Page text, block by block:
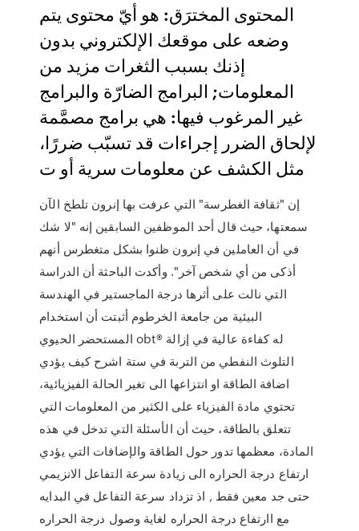
المحتوى المخترَق: هو أيّ محتوى يتم
وضعه على موقعك الإلكتروني بدون
إذنك بسبب الثغرات مزيد من
المعلومات; البرامج الضارّة والبرامج
غير المرغوب فيها: هي برامج مصمَّمة
لإلحاق الضرر إجراءات قد تسبّب ضررًا،
مثل الكشف عن معلومات سرية أو ت
إن "ثقافة الغطرسة" التي عرفت بها إنرون تلطخ الآن
سمعتها، حيث قال أحد الموظفين السابقين إنه "لا شك
في أن العاملين في إنرون ظنوا بشكل متغطرس أنهم
أذكى من أي شخص آخر". وأكدت الباحثة أن الدراسة
التي نالت على أثرها درجة الماجستير في الهندسة
البيئية من جامعة الخرطوم أثبتت أن استخدام
المستحضر الحيوي obt® له كفاءة عالية في إزالة
التلوث النفطي من التربة في ستة اشرح كيف يؤدي
اضافة الطاقة او انتزاعها الى تغير الحالة الفيزيائية،
تحتوي مادة الفيزياء على الكثير من المعلومات التي
تتعلق بالطاقة، حيث أن الأسئلة التي تدخل في هذه
المادة، معظمها تدور حول الطاقة والإضافات التي يؤدي
ارتفاع درجة الحراره الى زيادة سرعة التفاعل الانزيمي
حتى جد معين فقط , اذ تزداد سرعة التفاعل في البدايه
مع اارتفاع درجة الحراره لغاية وصول درجة الحراره